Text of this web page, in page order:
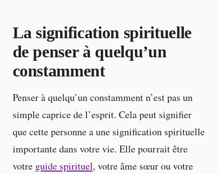
La signification spirituelle
de penser à quelqu’un
constamment
Penser à quelqu’un constamment n’est pas un
simple caprice de l’esprit. Cela peut signifier
que cette personne a une signification spirituelle
importante dans votre vie. Elle pourrait être
votre guide spirituel, votre âme sœur ou votre